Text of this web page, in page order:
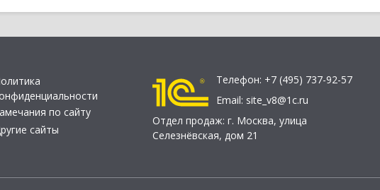
по сайту
сайты
Телефон: +7 (495) 737-92-57
Email: site_v8@1c.ru
Отдел продаж: г. Москва, улица
Селезнёвская, дом 21